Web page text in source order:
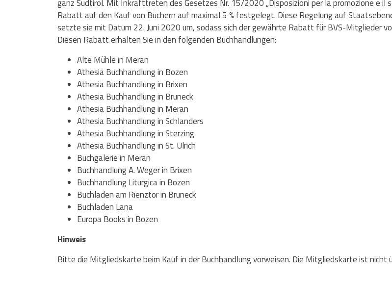
ganz Südtirol. Mit Inkrafttreten des Gesetzes Nr. 15/2020 „Disposizioni per la promozione e il
Rabatt auf den Kauf von Büchern auf maximal 5 % festgelegt. Diese Regelung auf
setzte sie mit Datum 22. Juni 2020 um, sodass sich der gewährte Rabatt für BVS-Mitglieder
Diesen Rabatt erhalten Sie in den folgenden Buchhandlungen:
Alte Mühle in Meran
Athesia Buchhandlung in Bozen
Athesia Buchhandlung in Brixen
Athesia Buchhandlung in Bruneck
Athesia Buchhandlung in Meran
Athesia Buchhandlung in Schlanders
Athesia Buchhandlung in Sterzing
Athesia Buchhandlung in St. Ulrich
Buchgalerie in Meran
Buchhandlung A. Weger in Brixen
Buchhandlung Liturgica in Bozen
Buchladen am Rienztor in Bruneck
Buchladen Lana
Europa Books in Bozen
Hinweis
Bitte die Mitgliedskarte beim Kauf in der Buchhandlung vorweisen. Die Mitgliedskarte ist nicht